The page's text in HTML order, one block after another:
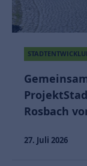
Rosbach
27. Juli 2026